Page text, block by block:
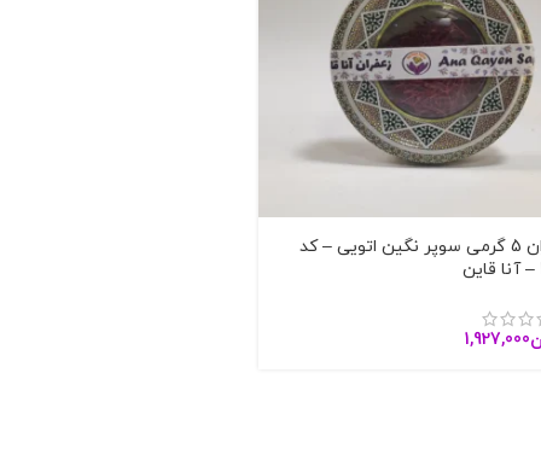
زعفران 5 گرمی سوپر نگین اتویی – کد
1,927,000